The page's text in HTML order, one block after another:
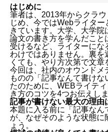
はじめに
筆者は、2013年からクラ
じめ、今ではWebライタ
きています。大学、大学院
論文の書き方を学んだこと
受けるなど、ライターにな
わけではありません。裏を
くても、やり方次第で文章
今回は、社内のオウンドメ
ものの「記事なんて書け
たのために、WEBライテ
き方のコツを4つお伝えしま
記事が書けない最大の理由
本題に入る前に「記事なん
が、なぜそのような状態に
ょう。